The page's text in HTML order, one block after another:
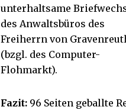
unterhaltsame
des Anwaltsbüros des
Freiherrn von
(bzgl. des Computer-
Flohmarkt).
Fazit: 96 Seiten geballte